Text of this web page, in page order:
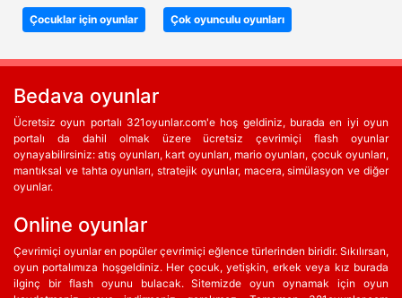
Çocuklar için oyunlar Çok oyunculu oyunları
Bedava oyunlar
Ücretsiz oyun portalı 321oyunlar.com'e hoş geldiniz, burada en iyi oyun
portalı da dahil olmak üzere ücretsiz çevrimiçi flash oyunlar
oynayabilirsiniz: atış oyunları, kart oyunları, mario oyunları, çocuk oyunları,
mantıksal ve tahta oyunları, stratejik oyunlar, macera, simülasyon ve diğer
oyunlar.
Online oyunlar
Çevrimiçi oyunlar en popüler çevrimiçi eğlence türlerinden biridir. Sıkılırsan,
oyun portalımıza hoşgeldiniz. Her çocuk, yetişkin, erkek veya kız burada
ilginç bir flash oyunu bulacak. Sitemizde oyun oynamak için oyun